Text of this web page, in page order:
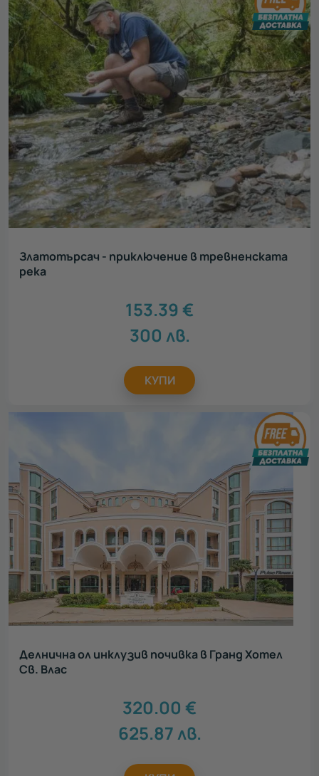
Златотърсач - приключение в тревненската
река
153.39 €
300 лв.
КУПИ
Делнична ол инклузив почивка в Гранд Хотел
Св. Влас
320.00 €
625.87лв.